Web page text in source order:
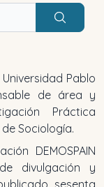
Buscar
Pablo
de área y
Práctica
Sociología.
DEMOSPAIN
divulgación y
sesenta